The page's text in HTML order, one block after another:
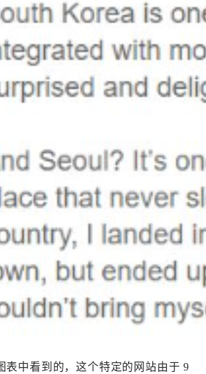
表中看到的，这个特定的网站由于 9